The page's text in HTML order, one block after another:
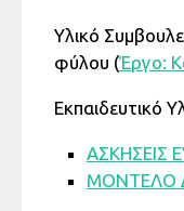
Υλικό
φύλου (Έργο:
Εκπαιδευτικό
ΑΣΚΗΣΕΙΣ
ΜΟΝΤΕΛΟ